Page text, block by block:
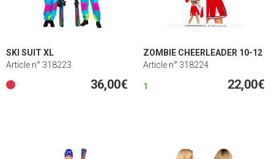
SKI SUIT XL
Article n° 318223
36,00€
ZOMBIE CHEERLEADER 10-12
Article n° 318224
1 22,00€